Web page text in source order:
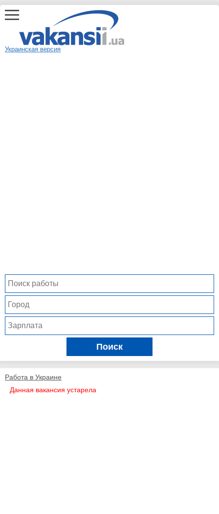
Украинская версия
Поиск
Работа в Украине
Данная вакансия устарела